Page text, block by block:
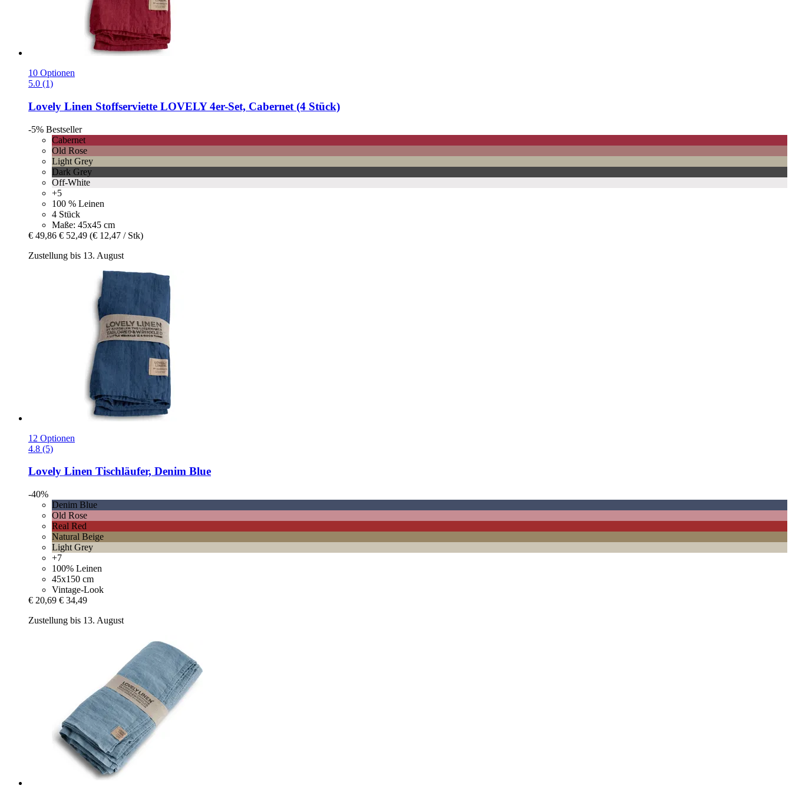
10 Optionen
5.0 (1)
Lovely Linen Stoffserviette LOVELY 4er-​Set, Cabernet (4 Stück)
-5% Bestseller
Cabernet
Old Rose
Light Grey
Dark Grey
Off-White
+5
100 % Leinen
4 Stück
Maße: 45x45 cm
€ 49,86 € 52,49 (€ 12,47 / Stk)
Zustellung bis 13. August
12 Optionen
4.8 (5)
Lovely Linen Tischläufer, Denim Blue
-40%
Denim Blue
Old Rose
Real Red
Natural Beige
Light Grey
+7
100% Leinen
45x150 cm
Vintage-Look
€ 20,69 € 34,49
Zustellung bis 13. August